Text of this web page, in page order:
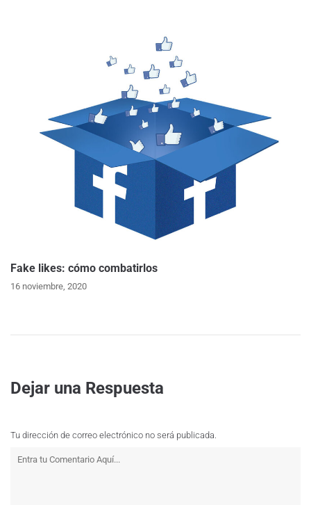
Fake likes: cómo combatirlos
16 noviembre, 2020
Dejar una Respuesta
Tu dirección de correo electrónico no será publicada.